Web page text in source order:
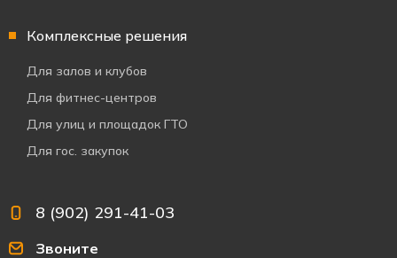
Комплексные решения
Для залов и клубов
Для фитнес-центров
Для улиц и площадок ГТО
Для гос. закупок
8 (902) 291-41-03
Звоните